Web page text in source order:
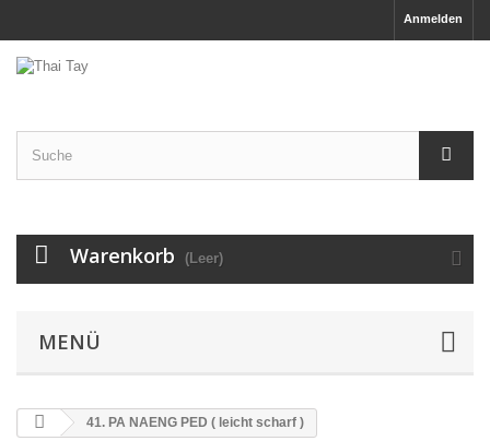
Anmelden
Warenkorb (Leer)
MENÜ
41. PA NAENG PED ( leicht scharf )